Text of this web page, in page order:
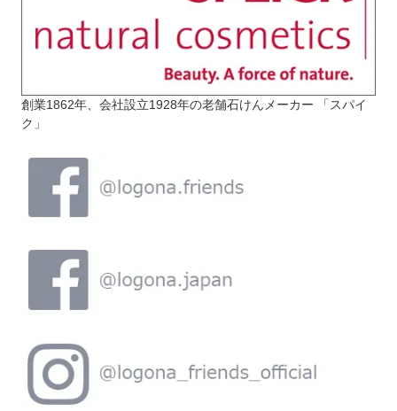
創業1862年、会社設立1928年の老舗石けんメーカー 「スパイ
ク」